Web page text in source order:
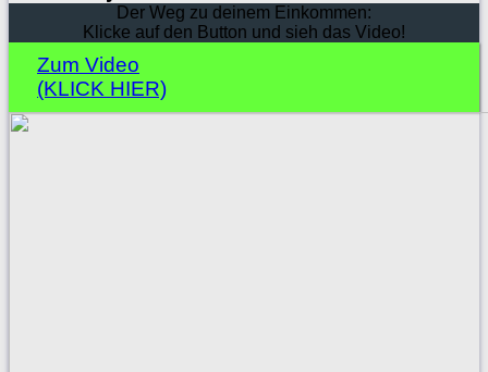
Der Weg zu deinem Einkommen:
Klicke auf den Button und sieh das Video!
Zum Video
(KLICK HIER)